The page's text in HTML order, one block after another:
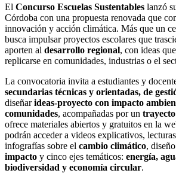
El Concurso Escuelas Sustentables lanzó
Córdoba con una propuesta renovada que
innovación y acción climática. Más que un
busca impulsar proyectos escolares que
aporten al desarrollo regional, con ideas
replicarse en comunidades, industrias o el
La convocatoria invita a estudiantes y
secundarias técnicas y orientadas, de
diseñarideas-proyecto con impacto
comunidades, acompañadas por un
ofrece materiales abiertos y gratuitos en la
podrán acceder a videos explicativos,
infografías sobre el cambio climático,
impacto y cinco ejes temáticos: energía,
biodiversidad y economía circular.